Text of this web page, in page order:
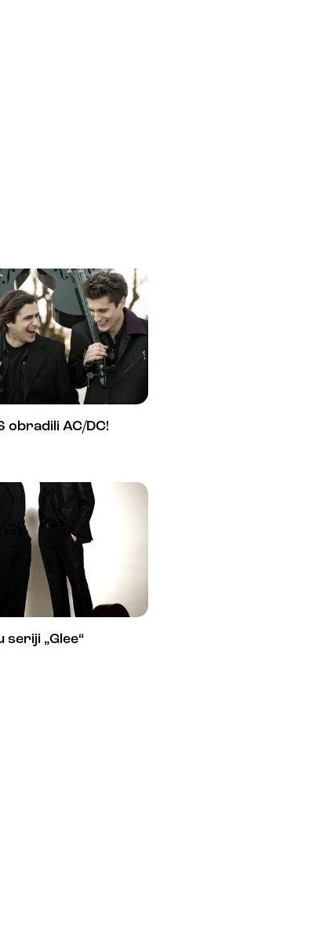
obradili AC/DC!
seriji „Glee“